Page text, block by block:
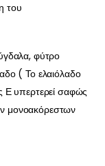
του
φύτρο
( Το ελαιόλαδο
Ε υπερτερεί σαφώς
μονοακόρεστων